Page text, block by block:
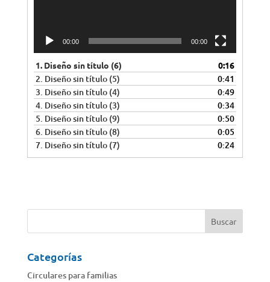
00:00 00:00
1. Diseño sin título (6) 0:16
2. Diseño sin título (5)
0:41
3. Diseño sin título (4)
0:49
4. Diseño sin título (3)
0:34
5. Diseño sin título (9)
0:50
6. Diseño sin título (8)
0:05
7. Diseño sin título (7) 0:24
Categorías
Circulares para familias